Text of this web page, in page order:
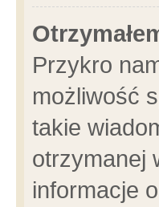
Przykro
możliwość
takie
otrzymanej
informacje